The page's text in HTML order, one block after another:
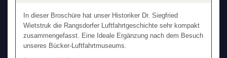
In dieser Broschüre hat unser Historiker Dr. Siegfried
Wietstruk die Rangsdorfer Luftfahrtgeschichte sehr kompakt
zusammengefasst. Eine Ideale Ergänzung nach dem Besuch
unseres Bücker-Luftfahrtmuseums.